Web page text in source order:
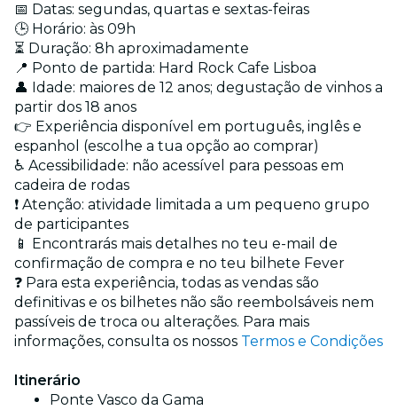
📅 Datas: segundas, quartas e sextas-feiras
🕒 Horário: às 09h
⏳ Duração: 8h aproximadamente
📍 Ponto de partida: Hard Rock Cafe Lisboa
👤 Idade: maiores de 12 anos; degustação de vinhos a
partir dos 18 anos
👉 Experiência disponível em português, inglês e
espanhol (escolhe a tua opção ao comprar)
♿ Acessibilidade: não acessível para pessoas em
cadeira de rodas
❗ Atenção: atividade limitada a um pequeno grupo
de participantes
📱 Encontrarás mais detalhes no teu e-mail de
confirmação de compra e no teu bilhete Fever
❓ Para esta experiência, todas as vendas são
definitivas e os bilhetes não são reembolsáveis nem
passíveis de troca ou alterações. Para mais
informações, consulta os nossos Termos e Condições
Itinerário
Ponte Vasco da Gama